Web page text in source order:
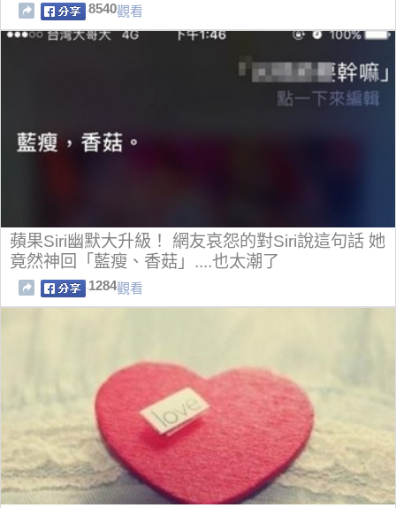
8540觀看
蘋果Siri幽默大升級！ 網友哀怨的對Siri說這句話 她
竟然神回「藍瘦、香菇」....也太潮了
1284觀看